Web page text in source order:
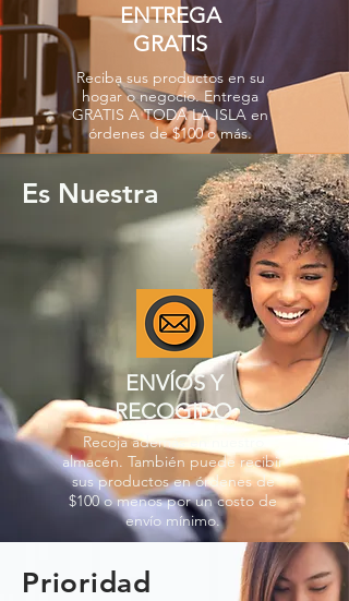
ENTREGA
GRATIS
Reciba sus productos en su
hogar o negocio. Entrega
GRATIS A TODA LA ISLA en
órdenes de $100 o más.
Es Nuestra
ENVÍOS Y
RECOGIDO
Recoja además en nuestro
almacén. También puede recibir
sus productos en órdenes de
$100 o menos por un costo de
envío mínimo.
Prioridad